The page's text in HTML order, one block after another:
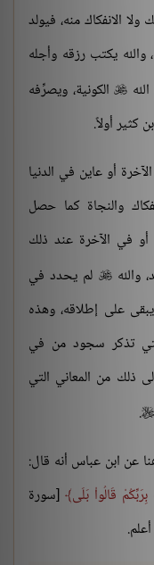
الانفكاك منه، فيولد
يكتب رزقه وأجله
 الكونية، ويصرِّفه
كثير أولاً.
أو عاين في الدنيا
والنجاة كما حصل
أو في الآخرة عند ذلك
والله لم يحدد في
على إطلاقه، وهذه
تذكر سجود من في
ذلك من المعاني التي

.
عن ابن عباس أنه قال:
قَالُواْ بَلَى [سورة